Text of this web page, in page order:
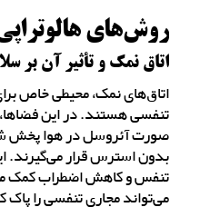
روش‌های
اتاق نمک و تأثیر آن بر
اتاق‌های نمک، محیطی خاص
تنفسی هستند. در این
صورت آئروسل در هوا پخش
بدون استرس قرار می‌گیرند.
تنفس و کاهش اضطراب کمک
می‌تواند مجاری تنفسی را پاک